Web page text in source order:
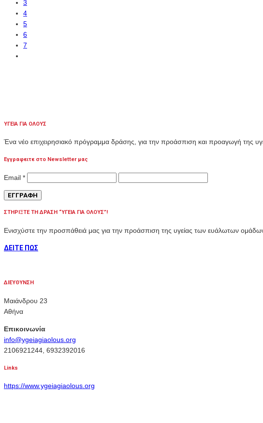
3
4
5
6
7
ΥΓΕΙΑ ΓΙΑ ΟΛΟΥΣ
Ένα νέο επιχειρησιακό πρόγραμμα δράσης, για την προάσπιση και προαγωγή της
Εγγραφειτε στο Newsletter μας
Email *
ΣΤΗΡΙΞΤΕ ΤΗ ΔΡΑΣΗ “ΥΓΕΙΑ ΓΙΑ ΟΛΟΥΣ”!
Ενισχύστε την προσπάθειά μας για την προάσπιση της υγείας των ευάλωτων
ΔΕΙΤΕ ΠΩΣ
ΔΙΕΥΘΥΝΣΗ
Μαιάνδρου 23
Αθήνα
Επικοινωνία
info@ygeiagiaolous.org
2106921244, 6932392016
Links
https://www.ygeiagiaolous.org